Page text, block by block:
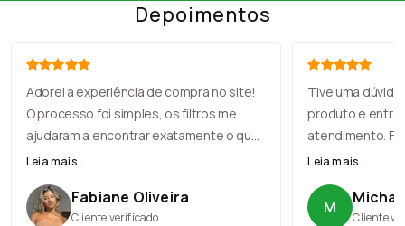
Depoimentos
Adorei a experiência de compra no site!
O processo foi simples, os filtros me
ajudaram a encontrar exatamente o que
eu precisava, e o checkout foi rápido. A
produto veio muito bem embalado.
Leia mais...
Fabiane Oliveira
Cliente verificado
Tive uma
produto e
atendimento.
com muita
perfeito. Loja
Leia mais...
M Cliente